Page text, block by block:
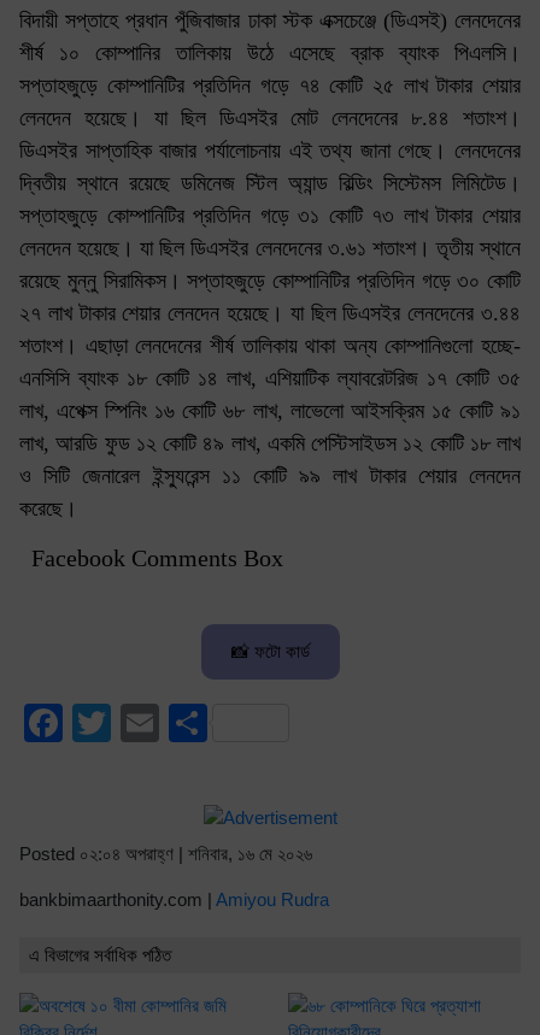
বিদায়ী সপ্তাহে প্রধান পুঁজিবাজার ঢাকা স্টক এক্সচেঞ্জে (ডিএসই) লেনদেনের
শীর্ষ ১০ কোম্পানির তালিকায় উঠে এসেছে ব্রাক ব্যাংক পিএলসি।
সপ্তাহজুড়ে কোম্পানিটির প্রতিদিন গড়ে ৭৪ কোটি ২৫ লাখ টাকার শেয়ার
লেনদেন হয়েছে। যা ছিল ডিএসইর মোট লেনদেনের ৮.৪৪ শতাংশ।
ডিএসইর সাপ্তাহিক বাজার পর্যালোচনায় এই তথ্য জানা গেছে। লেনদেনের
দ্বিতীয় স্থানে রয়েছে ডমিনেজ স্টিল অ্যান্ড বিল্ডিং সিস্টেমস লিমিটেড।
সপ্তাহজুড়ে কোম্পানিটির প্রতিদিন গড়ে ৩১ কোটি ৭৩ লাখ টাকার শেয়ার
লেনদেন হয়েছে। যা ছিল ডিএসইর লেনদেনের ৩.৬১ শতাংশ। তৃতীয় স্থানে
রয়েছে মুন্নু সিরামিকস। সপ্তাহজুড়ে কোম্পানিটির প্রতিদিন গড়ে ৩০ কোটি
২৭ লাখ টাকার শেয়ার লেনদেন হয়েছে। যা ছিল ডিএসইর লেনদেনের ৩.৪৪
শতাংশ। এছাড়া লেনদেনের শীর্ষ তালিকায় থাকা অন্য কোম্পানিগুলো হচ্ছে-
এনসিসি ব্যাংক ১৮ কোটি ১৪ লাখ, এশিয়াটিক ল্যাবরেটরিজ ১৭ কোটি ৩৫
লাখ, এপেক্স স্পিনিং ১৬ কোটি ৬৮ লাখ, লাভেলো আইসক্রিম ১৫ কোটি ৯১
লাখ, আরডি ফুড ১২ কোটি ৪৯ লাখ, একমি পেস্টিসাইডস ১২ কোটি ১৮ লাখ
ও সিটি জেনারেল ইন্স্যুরেন্স ১১ কোটি ৯৯ লাখ টাকার শেয়ার লেনদেন
করেছে।
Facebook Comments Box
📸 ফটো কার্ড
Facebook
TwitterEmail
Posted ০২:০৪ অপরাহ্ণ | শনিবার, ১৬ মে ২০২৬
bankbimaarthonity.com | Amiyou Rudra
এ বিভাগের সর্বাধিক পঠিত